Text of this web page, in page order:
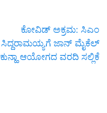
ಕೋವಿಡ್ ಅಕ್ರಮ: ಸಿಎಂ
ಸಿದ್ದರಾಮಯ್ಯಗೆ ಜಾನ್ ಮೈಕೆಲ್
ಕುನ್ಹಾ ಆಯೋಗದ ವರದಿ ಸಲ್ಲಿಕೆ